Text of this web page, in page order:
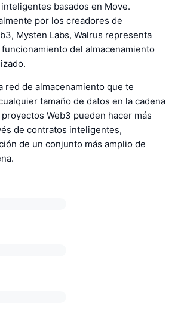
basados en Move.
por los creadores de
Mysten Labs, Walrus representa
del almacenamiento
red de almacenamiento que te
tamaño de datos en la cadena
Web3 pueden hacer más
de contratos inteligentes,
de un conjunto más amplio de